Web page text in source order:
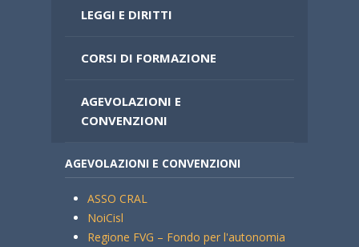
LEGGI E DIRITTI
CORSI DI FORMAZIONE
AGEVOLAZIONI E
CONVENZIONI
AGEVOLAZIONI E CONVENZIONI
ASSO CRAL
NoiCisl
Regione FVG – Fondo per l'autonomia